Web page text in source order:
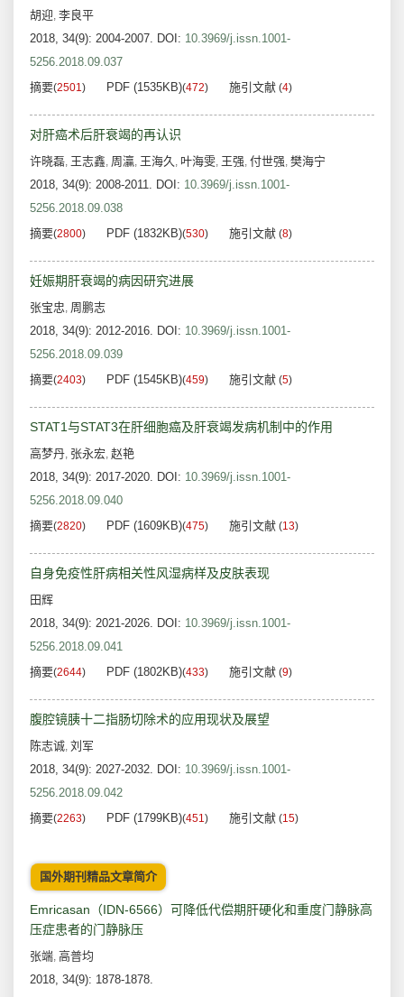
胡迎, 李良平
2018, 34(9): 2004-2007. DOI: 10.3969/j.issn.1001-
5256.2018.09.037
摘要(2501) PDF (1535KB)(472) 施引文献 (4)
对肝癌术后肝衰竭的再认识
许晓磊, 王志鑫, 周灜, 王海久 , 叶海雯, 王强, 付世强, 樊海宁
2018, 34(9): 2008-2011. DOI: 10.3969/j.issn.1001-
5256.2018.09.038
摘要(2800) PDF (1832KB)(530) 施引文献 (8)
妊娠期肝衰竭的病因研究进展
张宝忠, 周鹏志
2018, 34(9): 2012-2016. DOI: 10.3969/j.issn.1001-
5256.2018.09.039
摘要(2403) PDF (1545KB)(459) 施引文献 (5)
STAT1与STAT3在肝细胞癌及肝衰竭发病机制中的作用
高梦丹, 张永宏, 赵艳
2018, 34(9): 2017-2020. DOI: 10.3969/j.issn.1001-
5256.2018.09.040
摘要(2820) PDF (1609KB)(475) 施引文献 (13)
自身免疫性肝病相关性风湿病样及皮肤表现
田辉
2018, 34(9): 2021-2026. DOI: 10.3969/j.issn.1001-
5256.2018.09.041
摘要(2644) PDF (1802KB)(433) 施引文献 (9)
腹腔镜胰十二指肠切除术的应用现状及展望
陈志诚, 刘军
2018, 34(9): 2027-2032. DOI: 10.3969/j.issn.1001-
5256.2018.09.042
摘要(2263) PDF (1799KB)(451) 施引文献 (15)
国外期刊精品文章简介
Emricasan（IDN-6566）可降低代偿期肝硬化和重度门静脉高
压症患者的门静脉压
张端, 高普均
2018, 34(9): 1878-1878.